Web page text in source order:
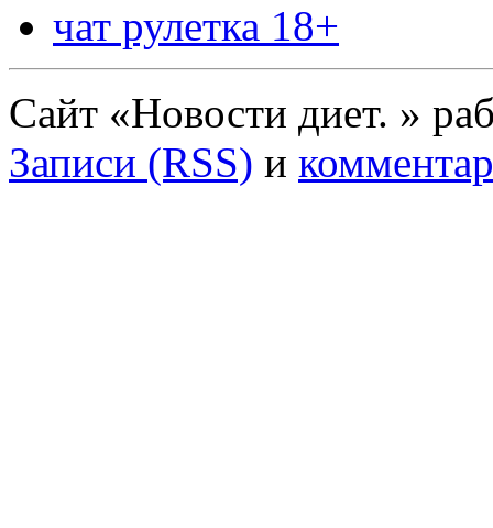
чат рулетка 18+
Сайт «Новости диет. »
Записи (RSS) и